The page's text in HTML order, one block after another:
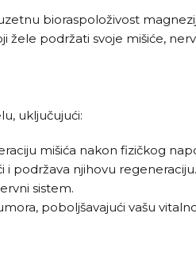
bioraspoloživost
podržati svoje mišiće,
uključujući:
mišića nakon fizičkog
i podržava njihovu regeneraciju.
sistem.
poboljšavajući vašu